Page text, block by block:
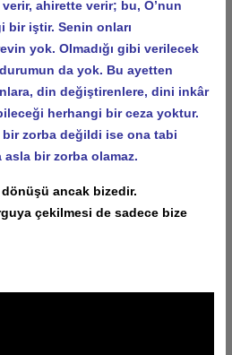
ahirette verir; bu, O’nun
bir iştir. Senin onları
yok. Olmadığı gibi verilecek
da yok. Bu ayetten
din değiştirenlere, dini inkâr
herhangi bir ceza yoktur.
bir zorba değildi ise ona tabi
bir zorba olamaz.
ancak bizedir.
çekilmesi de sadece bize